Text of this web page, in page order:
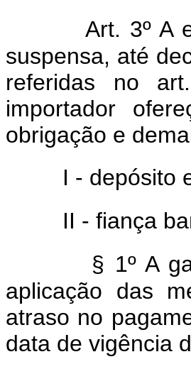
Art. 3º A
suspensa, até
referidas no
importador
obrigação e
I - depósito
II - fiança
§ 1º A
aplicação das
atraso no
data de vigência